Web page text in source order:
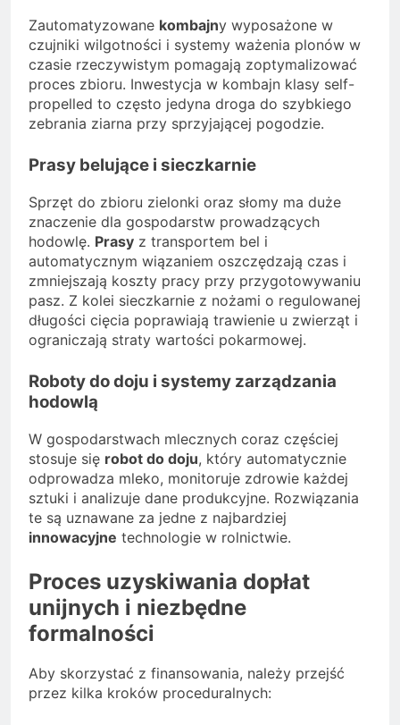
Zautomatyzowane kombajny wyposażone w
czujniki wilgotności i systemy ważenia plonów w
czasie rzeczywistym pomagają zoptymalizować
proces zbioru. Inwestycja w kombajn klasy self-
propelled to często jedyna droga do szybkiego
zebrania ziarna przy sprzyjającej pogodzie.
Prasy belujące i sieczkarnie
Sprzęt do zbioru zielonki oraz słomy ma duże
znaczenie dla gospodarstw prowadzących
hodowlę. Prasy z transportem bel i
automatycznym wiązaniem oszczędzają czas i
zmniejszają koszty pracy przy przygotowywaniu
pasz. Z kolei sieczkarnie z nożami o regulowanej
długości cięcia poprawiają trawienie u zwierząt i
ograniczają straty wartości pokarmowej.
Roboty do doju i systemy zarządzania
hodowlą
W gospodarstwach mlecznych coraz częściej
stosuje się robot do doju, który automatycznie
odprowadza mleko, monitoruje zdrowie każdej
sztuki i analizuje dane produkcyjne. Rozwiązania
te są uznawane za jedne z najbardziej
innowacyjne technologie w rolnictwie.
Proces uzyskiwania dopłat
unijnych i niezbędne
formalności
Aby skorzystać z finansowania, należy przejść
przez kilka kroków proceduralnych: